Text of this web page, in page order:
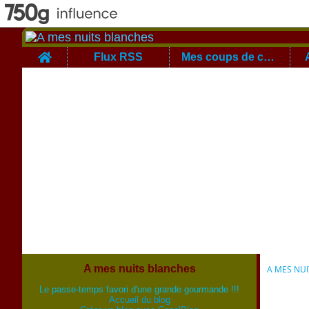
Home Flux RSS Mes coups de coeur
A mes nuits blanches
Le passe-temps favori d'une grande gourmande !!!
Accueil du blog
A MES